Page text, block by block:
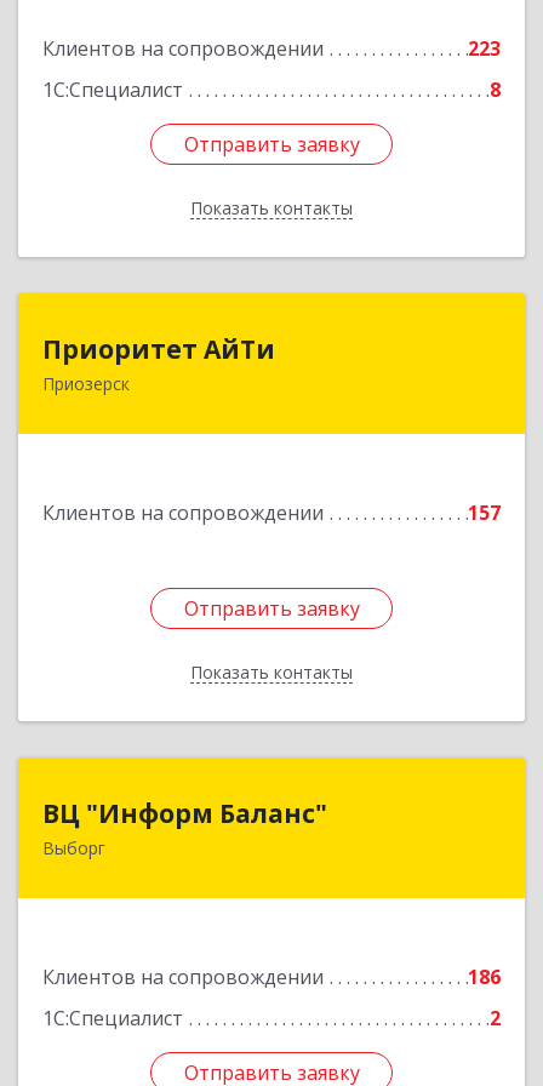
Клиентов на сопровождении
223
1С:Специалист
8
Отправить заявку
Показать контакты
Отправить заявку
Назад
Приоритет АйТи
Приозерск
Клиентов на сопровождении 157
Отправить заявку
Показать контакты
188760, Ленинградская обл, Приозерский р-н,
Подробнее
Отправить заявку
Назад
ВЦ "Информ Баланс"
Выборг
Клиентов на сопровождении
186
1С:Специалист
2
Отправить заявку
188800, Ленинградская обл, Выборгский р-н,
Отправить заявку